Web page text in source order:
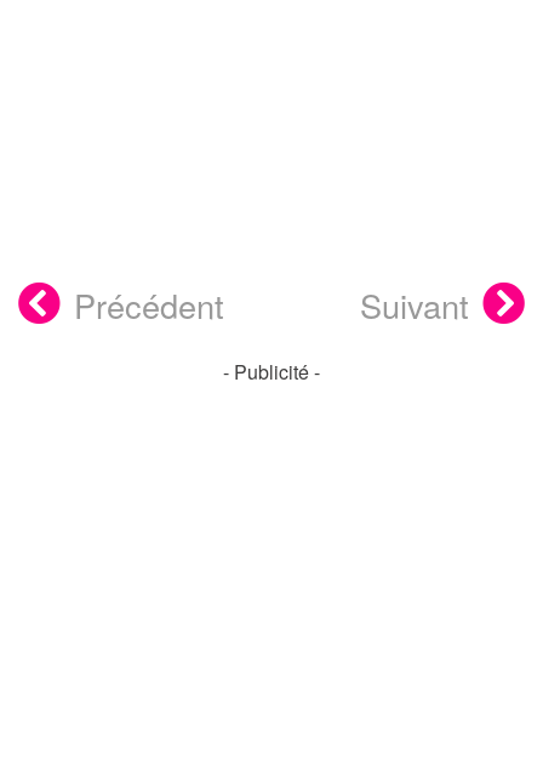
Précédent Suivant
- Publicité -